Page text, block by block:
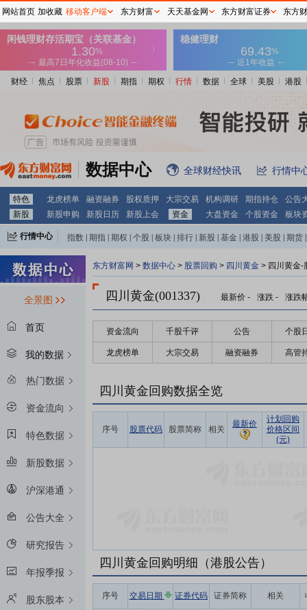
财经 焦点 股票 新股 期指 期权 行情 数据 全球 美股 港股
数据中心 全球财经快讯 行情中
特色 龙虎榜单 融资融券 股权质押 大宗交易 机构调研 期指持仓
公告
新股
新股申购 新股日历 新股上会 资金 大盘资金 个股资金 板块
行情中心 指数 期指 期权 个股 板块 排行 新股 基金 港股 美股 期货
全景图
首页
我的数据
热门数据
资金流向
特色数据
新股数据
沪深港通
公告大全
研究报告
年报季报
股东股本
东方财富网 > 数据中心 > 股票回购 > 四川黄金 > 四川黄金-
四川黄金(001337) 最新价 - 涨跌 - 涨跌
资金流向 千股千评 公告 个股
龙虎榜单 大宗交易 融资融券 高管
四川黄金回购数据全览
序号 股票代码 股票简称 相关
最新价
计划回购
价格区间
(元)
四川黄金回购明细（港股公告）
序号 交易日期 证券代码 证券简称 相关
网站首页 加收藏 移动客户端 东方财富 天天基金网 东方财富证券 东方